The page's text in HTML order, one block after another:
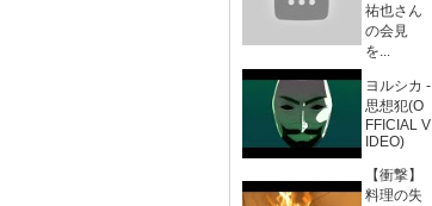
祐也さん
の会見
を...
ヨルシカ -
思想犯(O
FFICIAL V
IDEO)
【衝撃】
料理の失